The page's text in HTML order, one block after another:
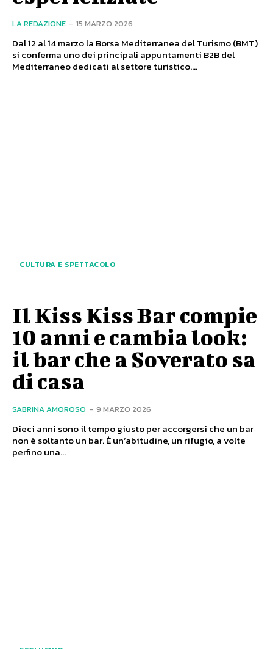
LA REDAZIONE - 15 MARZO 2026
Dal 12 al 14 marzo la Borsa Mediterranea del Turismo (BMT)
si conferma uno dei principali appuntamenti B2B del
Mediterraneo dedicati al settore turistico....
CULTURA E SPETTACOLO
Il Kiss Kiss Bar compie
10 anni e cambia look:
il bar che a Soverato sa
di casa
SABRINA AMOROSO - 9 MARZO 2026
Dieci anni sono il tempo giusto per accorgersi che un bar
non è soltanto un bar. È un’abitudine, un rifugio, a volte
perfino una...